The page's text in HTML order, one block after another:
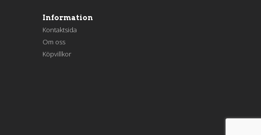
Information
Kontaktsida
Om oss
Köpvillkor